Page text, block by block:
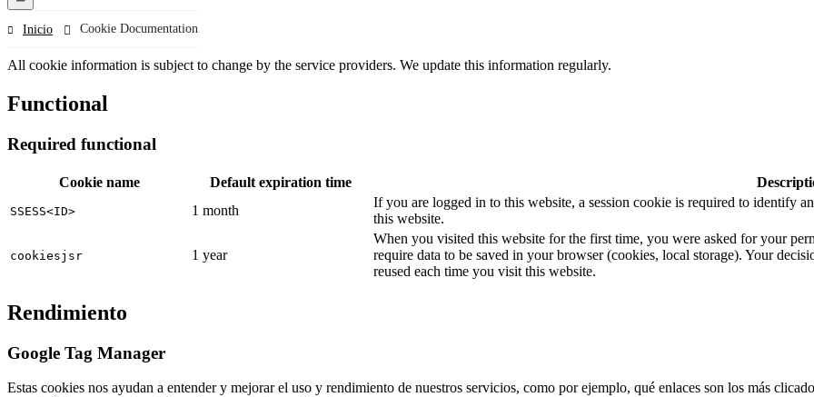
Inicio Cookie Documentation
All cookie information is subject to change by the service providers. We update this information regularly.
Functional
Required functional
Cookie name Default expiration time
SSESS<ID> 1 month
If you are logged in to this website, a session cookie is required to identify
this website.
cookiesjsr 1 year
When you visited this website for the first time, you were asked for your
require data to be saved in your browser (cookies, local storage). Your
reused each time you visit this website.
Rendimiento
Google Tag Manager
Estas cookies nos ayudan a entender y mejorar el uso y rendimiento de nuestros servicios, como por ejemplo, qué enlaces son los más